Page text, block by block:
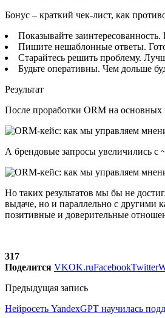
Бонус – краткий чек-лист, как
Показывайте
Пишите нешаблонные ответы.
Старайтесь решить проблему.
Будьте оперативны. Чем дольше
Результат
После проработки ORM на основных
А брендовые запросы увеличились с
Но таких результатов мы бы не
выдаче, но и параллельно с другими
позитивные и доверительные
317
Поделится VKOK.ruFacebookTwitter
Предыдущая запись
Нейросеть YandexGPT научилась